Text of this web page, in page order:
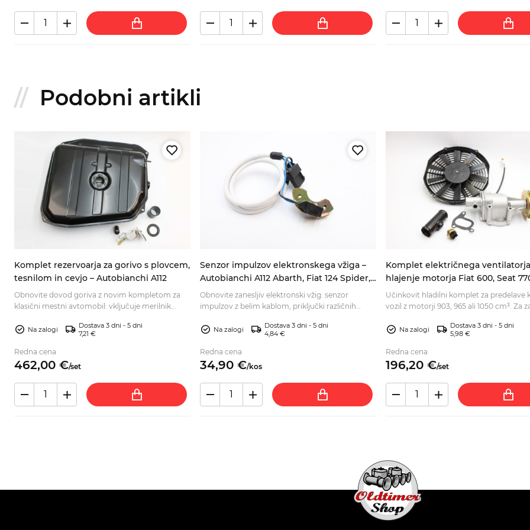
Podobni artikli
Komplet rezervoarja za gorivo s plovcem,
tesnilom in cevjo – Autobianchi A112
Obnovite dovod goriva z novim kompletom za
klasični mestni avtomobil: vključuje merilnik
Na zalogi
Dostava 3 dni - 5 dni
7,21 €
Redna cena
462,00 €/set
Senzor impulzov elektronskega vžiga –
Autobianchi A112 Abarth, Fiat 124 Spider,
9937730
Obnovite zanesljiv elektronski vžig: senzor
impulzov z belim kablom, priključki različnih
ustreznost.
Na zalogi
Dostava 3 dni - 5 dni
4,84 €
Redna cena
34,90 €/kos
Komplet električnega
hlajenje motorja Fiat 600, Seat
Zastava 750, 903/965/1050 cm³
Učinkovit hladilni komplet za predelave
vozil z motorji 903, 965 ali 1050 cm³. Za
Na zalogi
Dostava 3 dni - 5 dni
5,98 €
Redna cena
196,20 €/set